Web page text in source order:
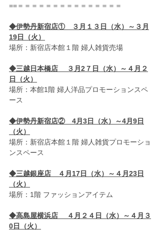
==＝＝＝＝＝＝＝＝＝＝＝＝＝＝＝
◆伊勢丹新宿店①　３月１３日（水）～３月
19日（火）
場所：新宿店本館１階 婦人雑貨売場
◆三越日本橋店　 ３月2７日（水）～４月２
日（火）
場所：本館1階 婦人洋品プロモーションスペ
ース
◆伊勢丹新宿店②　4月3日（水）～4月9日
（火）
場所：新宿店本館１階 婦人雑貨プロモーショ
ンスペース
◆三越銀座店　４月17日（水）～４月23日
（火）
場所：1階 ファッションアイテム
◆高島屋横浜店　 ４月２４日（水）～４月３
0日（火）